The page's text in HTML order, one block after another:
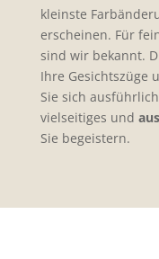
kleinste
erscheinen. Für
sind wir bekannt.
Ihre Gesichtszüge
Sie sich
vielseitiges und
Sie begeistern.